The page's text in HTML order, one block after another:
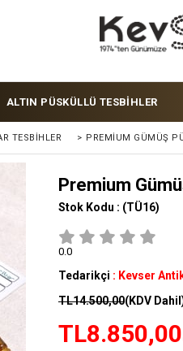
ALTIN PÜSKÜLLÜ TESBİHLER
TESBİHLER > PREMIUM GÜMÜŞ
Premium
Stok Kodu : (TÜ16)
0.0
Tedarikçi : Kevser
TL14.500,00(KDV
TL8.850,00